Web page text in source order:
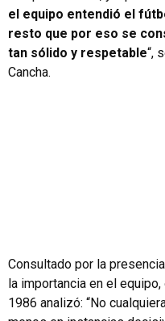
el equipo entendió el
resto que por eso se
tan sólido y respetable“,
Cancha.
Consultado por la
la importancia en el
1986 analizó: “No